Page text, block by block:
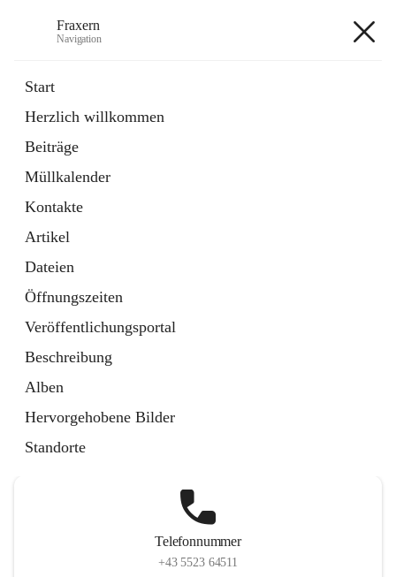
Fraxern
Navigation
Start
Herzlich willkommen
Beiträge
Müllkalender
Kontakte
Artikel
Dateien
Öffnungszeiten
Veröffentlichungsportal
Beschreibung
Alben
Hervorgehobene Bilder
Standorte
Ordner
in
Tab
Formulare
Artikel
öffnet
in
neuem
Tab
Telefonnummer
+43 5523 64511